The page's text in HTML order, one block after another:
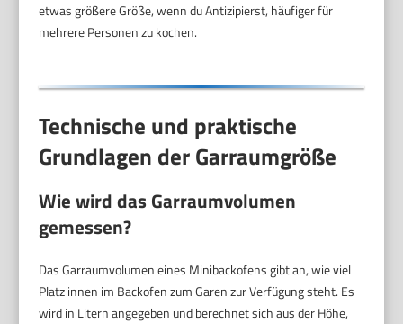
etwas größere Größe, wenn du Antizipierst, häufiger für
mehrere Personen zu kochen.
Technische und praktische
Grundlagen der Garraumgröße
Wie wird das Garraumvolumen
gemessen?
Das Garraumvolumen eines Minibackofens gibt an, wie viel
Platz innen im Backofen zum Garen zur Verfügung steht. Es
wird in Litern angegeben und berechnet sich aus der Höhe,